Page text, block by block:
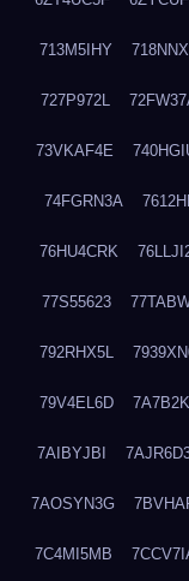
713M5IHY
727P972L
73VKAF4E
74FGRN3A
76HU4CRK
77S55623
792RHX5L
79V4EL6D
7AIBYJBI
7AOSYN3G
7C4MI5MB